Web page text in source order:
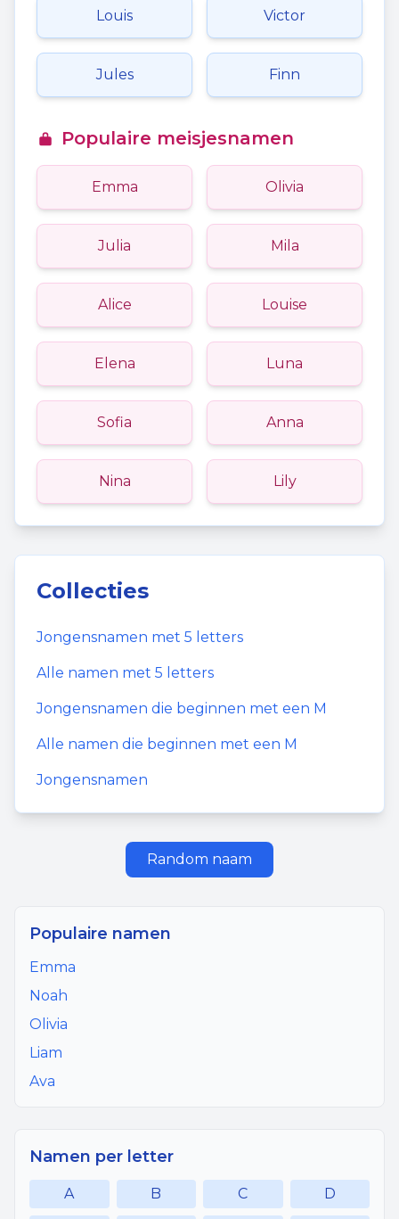
Louis Victor
Jules Finn
Populaire meisjesnamen
Emma Olivia
Julia Mila
Alice Louise
Elena Luna
Sofia Anna
Nina Lily
Collecties
Jongensnamen met 5 letters
Alle namen met 5 letters
Jongensnamen die beginnen met een M
Alle namen die beginnen met een M
Jongensnamen
Random naam
Populaire namen
Emma
Noah
Olivia
Liam
Ava
Namen per letter
A B C D